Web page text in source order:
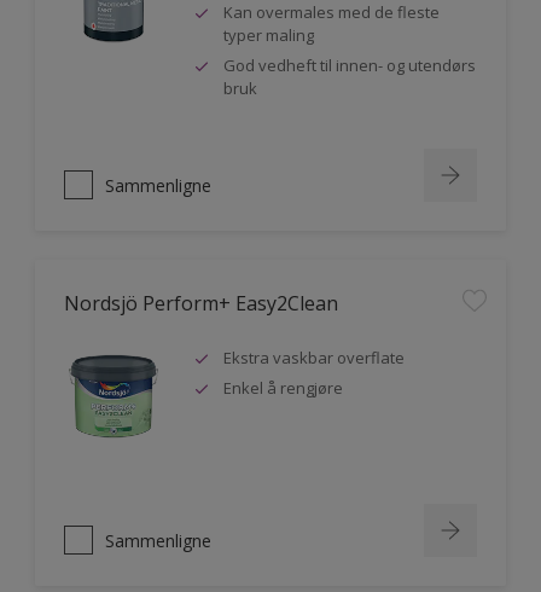
Kan overmales med de fleste
typer maling
God vedheft til innen- og utendørs
bruk
Sammenligne
Nordsjö Perform+ Easy2Clean
Ekstra vaskbar overflate
Enkel å rengjøre
Sammenligne